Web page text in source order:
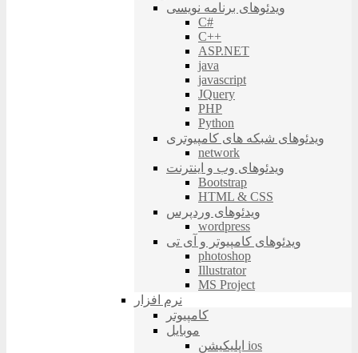
ویدئوهای برنامه نویسی
C#
C++
ASP.NET
java
javascript
JQuery
PHP
Python
ویدئوهای شبکه های کامپیوتری
network
ویدئوهای وب و اینترنت
Bootstrap
HTML & CSS
ویدئوهای وردپرس
wordpress
ویدئوهای کامپیوتر و آی تی
photoshop
Illustrator
MS Project
نرم افزار
کامپیوتر
موبایل
اپلیکیشن ios